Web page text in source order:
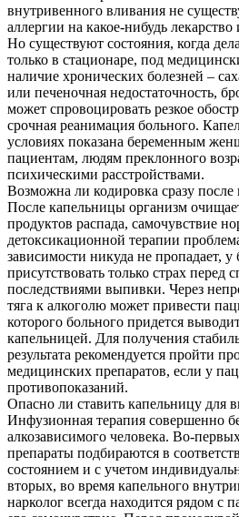
внутривенного вливания не
аллергии на какое-нибудь
Но существуют состояния, когда
только в стационаре, под
наличие хронических болезней –
или печеночная недостаточность,
может спровоцировать резкое
срочная реанимация больного.
условиях показана беременным
пациентам, людям преклонного
психическими расстройствами.
Возможна ли кодировка сразу
После капельницы организм
продуктов распада, самочувствие
детоксикационной терапии
зависимости никуда не пропадает, у
присутствовать только страх перед
последствиями выпивки. Через
тяга к алкоголю может привести
которого больного придется
капельницей. Для получения
результата рекомендуется пройти
медицинских препаратов, если у
противопоказаний.
Опасно ли ставить капельницу для
Инфузионная терапия совершенно
алкозависимого человека. Во-
препараты подбираются в
состоянием и с учетом
вторых, во время капельного
нарколог всегда находится рядом с